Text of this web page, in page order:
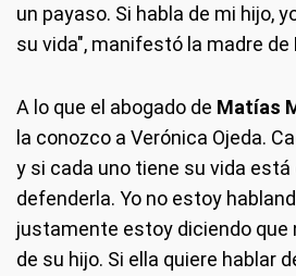
un payaso. Si habla de mi hijo,
su vida", manifestó la madre de
A lo que el abogado de Matías
la conozco a Verónica Ojeda.
y si cada uno tiene su vida
defenderla. Yo no estoy
justamente estoy diciendo que
de su hijo. Si ella quiere hablar